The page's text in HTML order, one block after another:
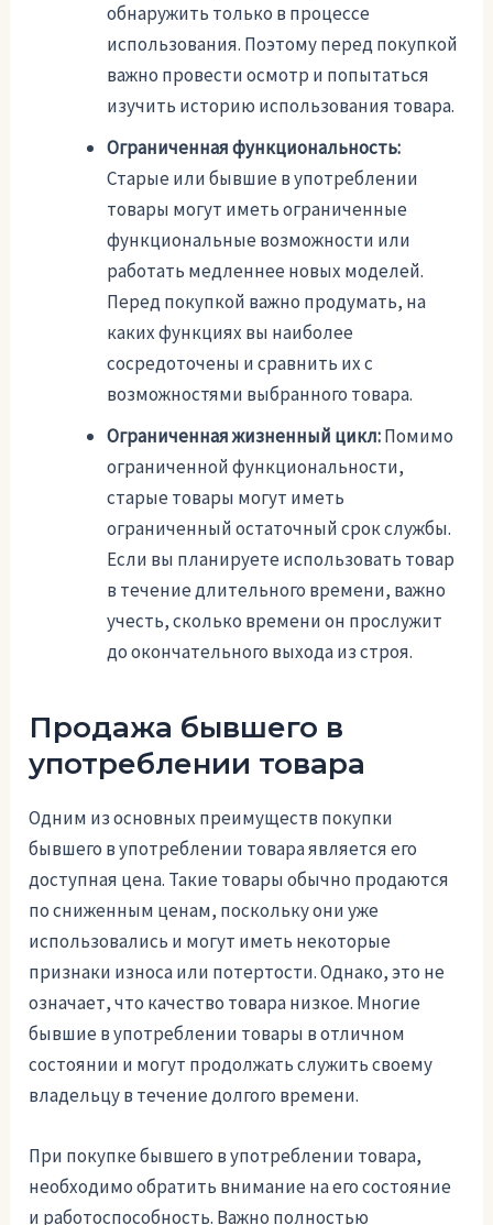
обнаружить только в процессе
использования. Поэтому перед покупкой
важно провести осмотр и попытаться
изучить историю использования товара.
Ограниченная функциональность:
Старые или бывшие в употреблении
товары могут иметь ограниченные
функциональные возможности или
работать медленнее новых моделей.
Перед покупкой важно продумать, на
каких функциях вы наиболее
сосредоточены и сравнить их с
возможностями выбранного товара.
Ограниченная жизненный цикл:Помимо
ограниченной функциональности,
старые товары могут иметь
ограниченный остаточный срок службы.
Если вы планируете использовать товар
в течение длительного времени, важно
учесть, сколько времени он прослужит
до окончательного выхода из строя.
Продажа бывшего в
употреблении товара
Одним из основных преимуществ покупки
бывшего в употреблении товара является его
доступная цена. Такие товары обычно продаются
по сниженным ценам, поскольку они уже
использовались и могут иметь некоторые
признаки износа или потертости. Однако, это не
означает, что качество товара низкое. Многие
бывшие в употреблении товары в отличном
состоянии и могут продолжать служить своему
владельцу в течение долгого времени.
При покупке бывшего в употреблении товара,
необходимо обратить внимание на его состояние
и работоспособность. Важно полностью